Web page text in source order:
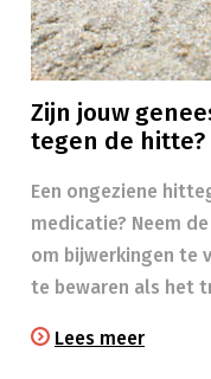
Zijn jouw
tegen de hitte?
Een ongeziene
medicatie? Neem
om bijwerkingen te
te bewaren als het
Lees meer